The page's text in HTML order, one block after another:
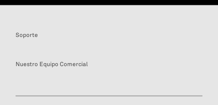
Soporte
Nuestro Equipo Comercial